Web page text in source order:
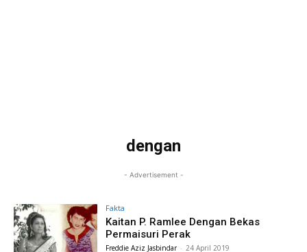
dengan
- Advertisement -
Fakta
Kaitan P. Ramlee Dengan Bekas
Permaisuri Perak
Freddie Aziz Jasbindar - 24 April 2019